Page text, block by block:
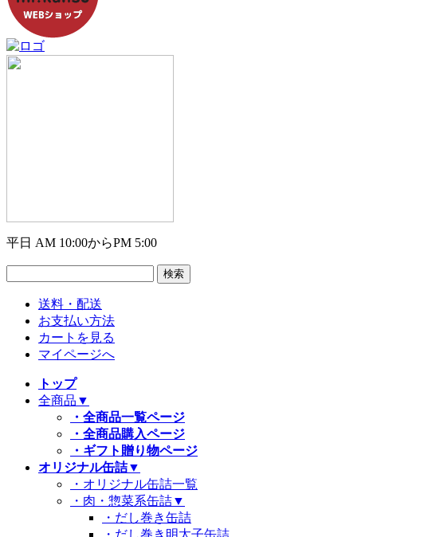
平日 AM 10:00からPM 5:00
送料・配送
お支払い方法
カートを見る
マイページへ
トップ
全商品 ▼
・全商品一覧ページ
・全商品購入ページ
・ギフト贈り物ページ
オリジナル缶詰▼
・オリジナル缶詰一覧
・肉・惣菜系缶詰▼
・だし巻き缶詰